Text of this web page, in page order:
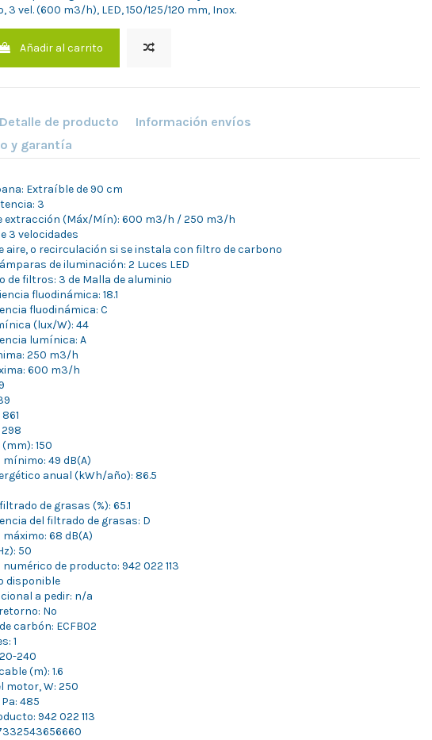
3 vel. (600 m3/h), LED, 150/125/120 mm, Inox.
Añadir al carrito
Detalle de producto
Información envíos
y garantía
Extraíble de 90 cm
3
extracción (Máx/Mín): 600 m3/h / 250 m3/h
3 velocidades
aire, o recirculación si se instala con filtro de carbono
de iluminación: 2 Luces LED
de filtros: 3 de Malla de aluminio
fluodinámica: 18.1
fluodinámica: C
(lux/W): 44
lumínica: A
250 m3/h
600 m3/h
150
mínimo: 49 dB(A)
anual (kWh/año): 86.5
de grasas (%): 65.1
del filtrado de grasas: D
máximo: 68 dB(A)
50
numérico de producto: 942 022 113
disponible
a pedir: n/a
No
carbón: ECFB02
1
240
(m): 1.6
motor, W: 250
485
942 022 113